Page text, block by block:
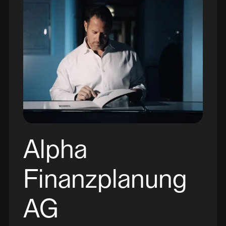
Alpha
Finanzplanung
AG